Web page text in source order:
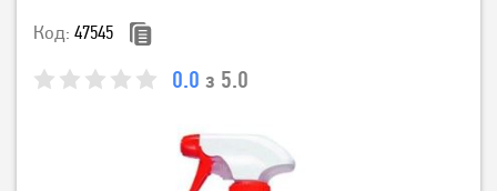
Код: 47545
0.0 з 5.0